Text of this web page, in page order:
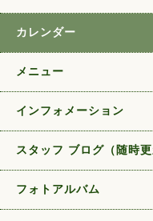
カレンダー
メニュー
インフォメーション
スタッフ ブログ（随時更
フォトアルバム